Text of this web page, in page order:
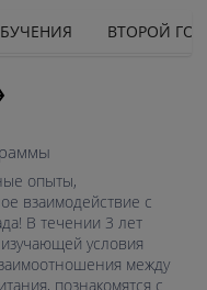
ВТОРОЙ
опыты,
взаимодействие с
В течении 3 лет
изучающей условия
между
познакомятся с